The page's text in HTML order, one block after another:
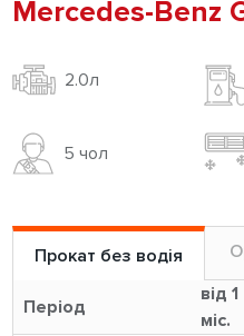
Mercedes-Benz
2.0л
5 чoл
Прокат без водія
Період
від 1
міс.